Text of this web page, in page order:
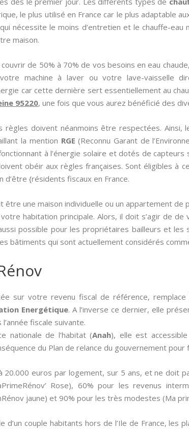
le plus utilisé en France car le plus adaptable
nécessite le moins d’entretien et le chauffe-
maison.
de 50% à 70% de vos besoins en eau
machine à laver ou votre lave-vaisselle
car cette dernière sert essentiellement au
95220, une fois que vous aurez bénéficié des
règles doivent néanmoins être respectées.
la mention RGE(Reconnu Garant de
à l’énergie solaire et dotés de capteurs
obéir aux règles françaises. Sont éligibles à
d’être {résidents fiscaux en France.
une maison individuelle ou un appartement de
habitation principale. Alors, il doit s’agir de
possible pour les propriétaires bailleurs et
bâtiments qui sont actuellement considérés
sur votre revenu fiscal de référence,
Energétique. A l’inverse ce dernier, elle
fiscale suivante.
nationale de l’habitat (Anah), elle est
du Plan de relance du gouvernement pour
20.000 euros par logement, sur 5 ans, et ne doit
Rose), 60% pour les revenus
jaune) et 90% pour les très modestes (Ma
d’un couple habitants hors de l’Ile de France,